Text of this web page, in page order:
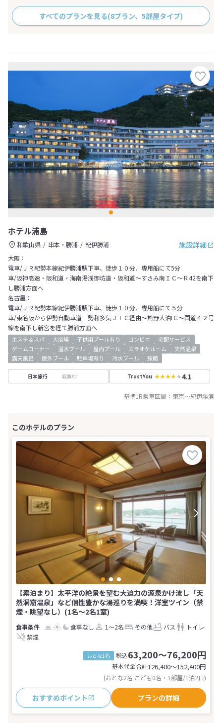
すべてのプランを見る(8プラン、5部屋タイプ)
ホテル浦島
施設詳細
和歌山県 串本・勝浦
紀伊勝浦
大阪：
電車/ＪＲ紀勢本線紀伊勝浦駅下車、徒歩１０分、専用船にて5分
車/阪神高速・阪和道・海南湯浅御坊道・阪和道～すさみ南ＩＣ～Ｒ42を南下
し勝浦方面へ
名古屋：
電車/ＪＲ紀勢本線紀伊勝浦駅下車、徒歩１０分、専用船にて５分
車/東名阪から伊勢自動車道 勢和多気ＪＴＣ経由～熊野大泊IＣ～国道４２号
線を南下し新宮を経て勝浦方面へ
エステ＆スパ 大浴場 子供用プール有り コンビニ
宅配サービス
ゲームコーナー
温水プール 屋内プール カラオケルーム
天然温泉
露天風呂
屋外プール 駐車場有り 冷水プール 旅館
日本旅行 収集中 TrustYou 4.1
基準JR乗車区間： 東京～紀伊勝浦
【素泊まり】太平洋の絶景を望む大迫力の源泉かけ流し「天
然洞窟温泉」など個性豊かな湯巡りを満喫！洋室ツイン（禁
煙・眺望なし）(1名～2名1室)
食事なし 1～2名 その他 バス
トイレ
禁煙
おとな1名 税込63,200～76,200円
基本代金合計126,400〜152,400円
(おとな2名 こども0名・1部屋/1泊2日)
おすすめポイント プランの詳細